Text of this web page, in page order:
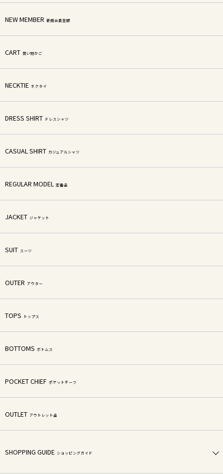
NEW MEMBER 新規会員登録
CART 買い物かご
NECKTIE ネクタイ
DRESS SHIRT ドレスシャツ
CASUAL SHIRT カジュアルシャツ
REGULAR MODEL 定番品
JACKET ジャケット
SUIT スーツ
OUTER アウター
TOPS トップス
BOTTOMS ボトムス
POCKET CHIEF ポケットチーフ
OUTLET アウトレット品
SHOPPING GUIDE ショッピングガイド